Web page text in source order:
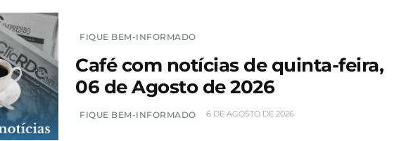
FIQUE BEM-INFORMADO
Café com notícias de quinta-feira,
06 de Agosto de 2026
FIQUE BEM-INFORMADO 6 DE AGOSTO DE 2026